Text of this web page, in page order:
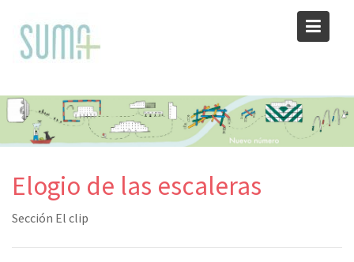
content
Elogio de las escaleras
Sección El clip